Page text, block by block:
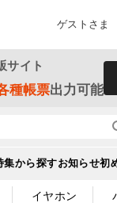
ゲストさま
サイト
種帳票出力可能
集から探すお知らせ初
イヤホン